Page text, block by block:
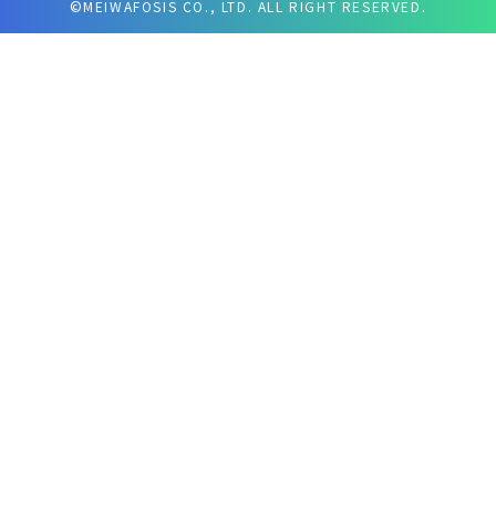
©MEIWAFOSIS CO., LTD. ALL RIGHT RESERVED.